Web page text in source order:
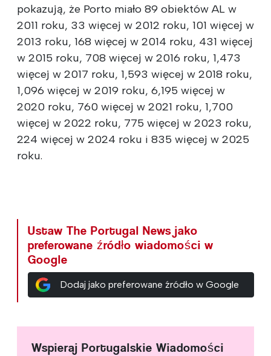
pokazują, że Porto miało 89 obiektów AL w
2011 roku, 33 więcej w 2012 roku, 101 więcej w
2013 roku, 168 więcej w 2014 roku, 431 więcej
w 2015 roku, 708 więcej w 2016 roku, 1,473
więcej w 2017 roku, 1,593 więcej w 2018 roku,
1,096 więcej w 2019 roku, 6,195 więcej w
2020 roku, 760 więcej w 2021 roku, 1,700
więcej w 2022 roku, 775 więcej w 2023 roku,
224 więcej w 2024 roku i 835 więcej w 2025
roku.
Ustaw The Portugal News jako
preferowane źródło wiadomości w
Google
Dodaj jako preferowane źródło w Google
Wspieraj Portugalskie Wiadomości